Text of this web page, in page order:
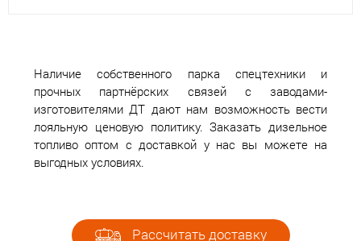
Наличие собственного парка спецтехники и
прочных партнёрских связей с заводами-
изготовителями ДТ дают нам возможность вести
лояльную ценовую политику. Заказать дизельное
топливо оптом с доставкой у нас вы можете на
выгодных условиях.
Рассчитать доставку